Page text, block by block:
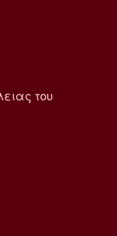
του